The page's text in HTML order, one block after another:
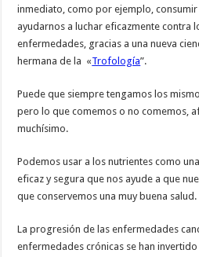
inmediato, como por ejemplo,
ayudarnos a luchar eficazmente contra
enfermedades, gracias a una nueva
hermana de la «Trofología”.
Puede que siempre tengamos los
pero lo que comemos o no comemos,
muchísimo.
Podemos usar a los nutrientes como
eficaz y segura que nos ayude a que
que conservemos una muy buena salud.
La progresión de las enfermedades
enfermedades crónicas se han